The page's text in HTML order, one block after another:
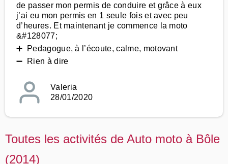
de passer mon permis de conduire et grâce à eux
j’ai eu mon permis en 1 seule fois et avec peu
d’heures. Et maintenant je commence la moto
&#128077;
➕ Pedagogue, à l’écoute, calme, motovant
➖ Rien à dire
Valeria
28/01/2020
Toutes les activités de Auto moto à Bôle
(2014)